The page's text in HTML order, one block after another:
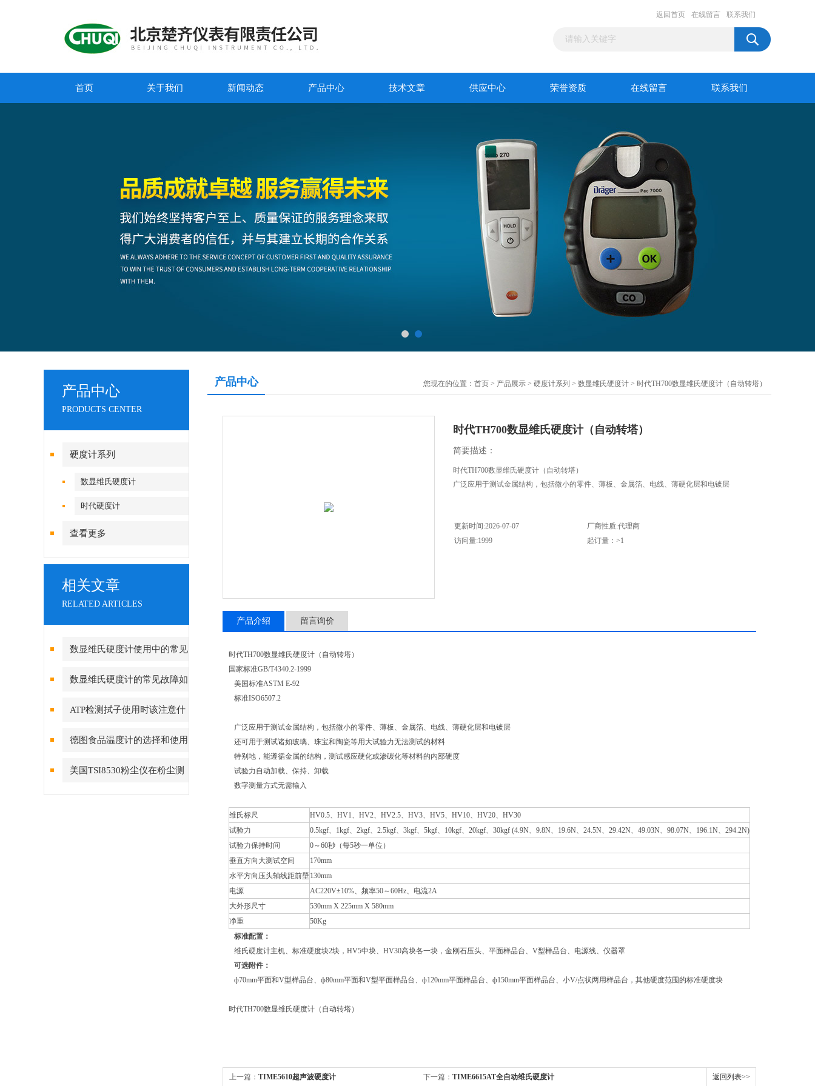
返回首页 在线留言 联系我们
首页 关于我们 新闻动态 产品中心 技术文章 供应中心 荣誉资质 在线留言 联系我们
产品中心
PRODUCTS CENTER
硬度计系列
数显维氏硬度计
时代硬度计
查看更多
相关文章
RELATED ARTICLES
数显维氏硬度计使用中的常见
故障和解决方法
数显维氏硬度计的常见故障如
何解决？
ATP检测拭子使用时该注意什
么，又该如何进行储藏？
德图食品温度计的选择和使用
是非常重要的
美国TSI8530粉尘仪在粉尘测
量领域备受青睐
产品中心 您现在的位置： 首页 > 产品展示 > 硬度计系列 > 数显维氏硬度计 > 时代TH700数显维氏硬度计（自动转塔）
时代TH700数显维氏硬度计（自动转塔）
简要描述：
时代TH700数显维氏硬度计（自动转塔）
广泛应用于测试金属结构，包括微小的零件、薄板、金属箔、电线、薄硬化层和电镀层
更新时间:2026-07-07
厂商性质:代理商
访问量:1999
起订量：>1
产品介绍 留言询价
时代TH700数显维氏硬度计（自动转塔）
国家标准GB/T4340.2-1999
美国标准ASTM E-92
标准ISO6507.2
广泛应用于测试金属结构，包括微小的零件、薄板、金属箔、电线、薄硬化层和电镀层
还可用于测试诸如玻璃、珠宝和陶瓷等用大试验力无法测试的材料
特别地，能遵循金属的结构，测试感应硬化或渗碳化等材料的内部硬度
试验力自动加载、保持、卸载
数字测量方式无需输入
维氏标尺
HV0.5、HV1、HV2、HV2.5、HV3、HV5、HV10、HV20、HV30
试验力
0.5kgf、1kgf、2kgf、2.5kgf、3kgf、5kgf、10kgf、20kgf、30kgf (4.9N、9.8N、19.6N、24.5N、29.42N、49.03N、98.07N、196.1N、294.2N)
试验力保持时间
0～60秒（每5秒一单位）
垂直方向大测试空间
170mm
水平方向压头轴线距前壁130mm
电源
AC220V±10%、频率50～60Hz、电流2A
大外形尺寸
530mm X 225mm X 580mm
净重
50Kg
标准配置：
维氏硬度计主机、标准硬度块2块，HV5中块、HV30高块各一块，金刚石压头、平面样品台、V型样品台、电源线、仪器罩
可选附件：
ф70mm平面和V型样品台、ф80mm平面和V型平面样品台、ф120mm平面样品台、ф150mm平面样品台、小V/点状两用样品台，其他硬度范围的标准硬度块
时代TH700数显维氏硬度计（自动转塔）
上一篇： TIME5610超声波硬度计 下一篇： TIME6615AT全自动维氏硬度计 返回列表>>